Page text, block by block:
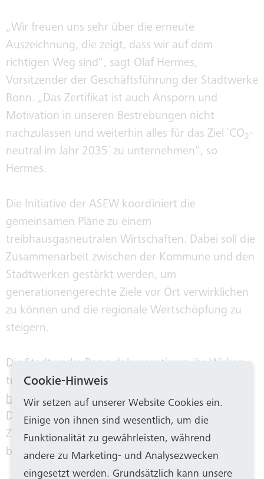
„Wir freuen uns sehr über die erneute
Auszeichnung, die zeigt, dass wir auf dem
richtigen Weg sind“, sagt Olaf Hermes,
Vorsitzender der Geschäftsführung der Stadtwerke
Bonn. „Das Zertifikat ist auch Ansporn und
Motivation in unseren Bestrebungen nicht
nachzulassen und weiterhin alles für das Ziel `CO2-
neutral im Jahr 2035´ zu unternehmen“, so
Hermes.
Die Initiative der ASEW koordiniert die
gemeinsamen Pläne zu einem
treibhausgasneutralen Wirtschaften. Dabei soll die
Zusammenarbeit zwischen der Kommune und den
Stadtwerken gestärkt werden, um
generationengerechte Ziele vor Ort verwirklichen
zu können und die regionale Wertschöpfung zu
steigern.
Die Stadtwerke Bonn dokumentieren ihr Wirken
transparent auf einer eigenen Internetseite, die
hierzu finden ist. Dort werden die
Dekarbonisierungsstrategie, das Klimaziel, die
Zwischenschritte und konkrete Maßnahmen
benannt.
Cookie-Hinweis
Wir setzen auf unserer Website Cookies ein.
Einige von ihnen sind wesentlich, um die
Funktionalität zu gewährleisten, während
andere zu Marketing- und Analysezwecken
eingesetzt werden. Grundsätzlich kann unsere